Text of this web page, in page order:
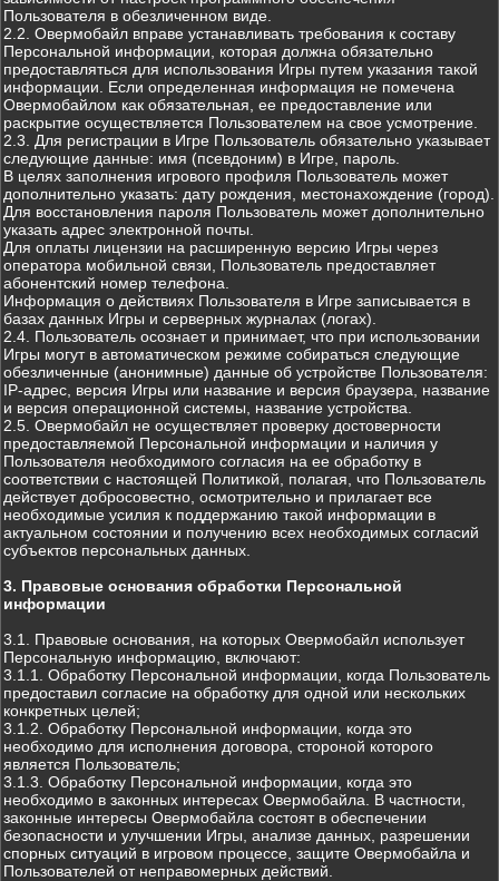
Пользователя в обезличенном виде.
2.2. Овермобайл вправе устанавливать требования к составу
Персональной информации, которая должна обязательно
предоставляться для использования Игры путем указания такой
информации. Если определенная информация не помечена
Овермобайлом как обязательная, ее предоставление или
раскрытие осуществляется Пользователем на свое усмотрение.
2.3. Для регистрации в Игре Пользователь обязательно указывает
следующие данные: имя (псевдоним) в Игре, пароль.
В целях заполнения игрового профиля Пользователь может
дополнительно указать: дату рождения, местонахождение (город).
Для восстановления пароля Пользователь может дополнительно
указать адрес электронной почты.
Для оплаты лицензии на расширенную версию Игры через
оператора мобильной связи, Пользователь предоставляет
абонентский номер телефона.
Информация о действиях Пользователя в Игре записывается в
базах данных Игры и серверных журналах (логах).
2.4. Пользователь осознает и принимает, что при использовании
Игры могут в автоматическом режиме собираться следующие
обезличенные (анонимные) данные об устройстве Пользователя:
IP-адрес, версия Игры или название и версия браузера, название
и версия операционной системы, название устройства.
2.5. Овермобайл не осуществляет проверку достоверности
предоставляемой Персональной информации и наличия у
Пользователя необходимого согласия на ее обработку в
соответствии с настоящей Политикой, полагая, что Пользователь
действует добросовестно, осмотрительно и прилагает все
необходимые усилия к поддержанию такой информации в
актуальном состоянии и получению всех необходимых согласий
субъектов персональных данных.
3. Правовые основания обработки Персональной
информации
3.1. Правовые основания, на которых Овермобайл использует
Персональную информацию, включают:
3.1.1. Обработку Персональной информации, когда Пользователь
предоставил согласие на обработку для одной или нескольких
конкретных целей;
3.1.2. Обработку Персональной информации, когда это
необходимо для исполнения договора, стороной которого
является Пользователь;
3.1.3. Обработку Персональной информации, когда это
необходимо в законных интересах Овермобайла. В частности,
законные интересы Овермобайла состоят в обеспечении
безопасности и улучшении Игры, анализе данных, разрешении
спорных ситуаций в игровом процессе, защите Овермобайла и
Пользователей от неправомерных действий.